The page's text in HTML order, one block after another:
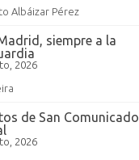
Albáizar Pérez
siempre a la
2026
de San Comunicado
2026